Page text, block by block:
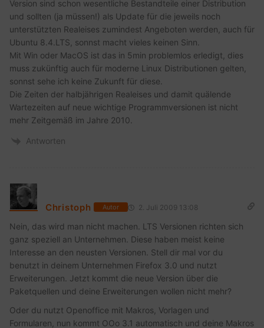
Version sind schon wesentliche Bestandteile einer Distribution
und sollten (ja müssen!) als Update für die jeweils noch
unterstützten Realeises zumindest Angeboten werden, auch für
Ubuntu 8.4.LTS, sonnst macht vieles keinen Sinn.
Mit Win oder MacOS ist das in 5min problemlos erledigt, dies
muss zukünftig auch für moderne Linux Distributionen gelten,
sonnst sehe ich keine Zukunft für diese.
Die Zeiten der halbjährigen Realeises und damit quälende
Wartezeiten auf neue wichtige Programmversionen ist nicht
mehr Zeitgemäß im Jahre 2010.
Antworten
Christoph Autor 2. Juli 2009 13:08
Nein, das wird man nicht machen. LTS Versionen richten sich
ganz speziell an Unternehmen. Diese haben meist keine
Interesse an den neusten Versionen. Stell dir mal vor du
benutzt in deinem Unternehmen Firefox 3.0 und nutzt
Erweiterungen. Jetzt kommt die neue Version über die
Paketquellen und deine Erweiterungen wollen nicht mehr?
Oder du nutzt Openoffice mit Makros, Vorlagen und
Formularen, nun kommt OOo 3.1 automatisch und deine Makros